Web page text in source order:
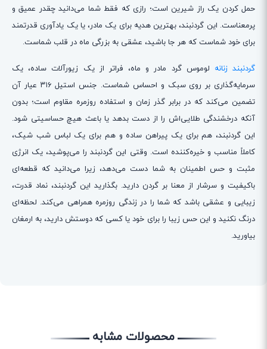
حمل کردن یک راز شیرین است؛ رازی که فقط شما می‌دانید چقدر عمیق و
پرمعناست. این گردنبند، بهترین هدیه برای یک مادر، یا یک یادآوری قدرتمند
برای خود شماست که هر جا باشید، عشقی به بزرگی ماه در قلب شماست.
گردنبند زنانه لوموس گرد مادر و ماه، فراتر از یک زیورآلات ساده، یک
سرمایه‌گذاری بر روی سبک و احساس شماست. جنس استیل ۳۱۶ عیار آن
تضمین می‌کند که در برابر گذر زمان و استفاده روزمره مقاوم است؛ بدون
آنکه درخشندگی طلایی‌اش را از دست بدهد یا باعث هیچ حساسیتی شود.
این گردنبند، هم برای یک پیراهن ساده و هم برای یک لباس شب شیک،
کاملاً مناسب و خیره‌کننده است. وقتی این گردنبند را می‌پوشید، یک انرژی
مثبت و حس اطمینان به شما دست می‌دهد، زیرا می‌دانید که قطعه‌ای
باکیفیت و سرشار از معنا بر گردن دارید. بگذارید این گردنبند، نماد قدرت،
زیبایی و عشقی باشد که شما را در زندگی روزمره همراهی می‌کند. لحظه‌ای
درنگ نکنید و این حس زیبا را برای خود یا کسی که دوستش دارید، به ارمغان
بیاورید.
محصولات مشابه